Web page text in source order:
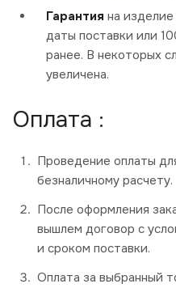
Гарантия на
даты поставки или
ранее. В некоторых
увеличена.
Оплата :
Проведение оплаты
безналичному расчету.
После оформления
вышлем договор с
и сроком поставки.
Оплата за выбранный